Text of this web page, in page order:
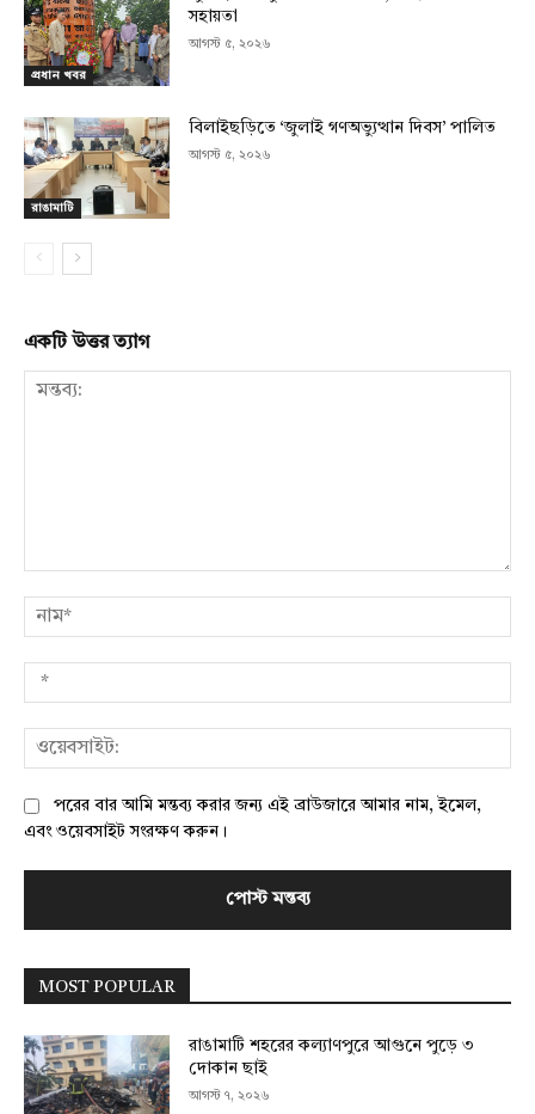
প্রধান খবর
সহায়তা
আগস্ট ৫, ২০২৬
রাঙামাটি
বিলাইছড়িতে ‘জুলাই গণঅভ্যুত্থান দিবস’ পালিত
আগস্ট ৫, ২০২৬
একটি উত্তর ত্যাগ
পরের বার আমি মন্তব্য করার জন্য এই ব্রাউজারে আমার নাম, ইমেল,
এবং ওয়েবসাইট সংরক্ষণ করুন।
MOST POPULAR
রাঙামাটি শহরের কল্যাণপুরে আগুনে পুড়ে ৩
দোকান ছাই
আগস্ট ৭, ২০২৬